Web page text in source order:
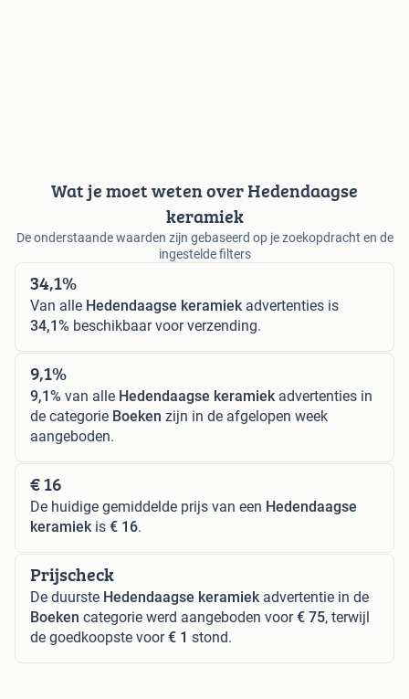
Wat je moet weten over Hedendaagse
keramiek
De onderstaande waarden zijn gebaseerd op je zoekopdracht en de
ingestelde filters
34,1%
Van alle Hedendaagse keramiek advertenties is
34,1% beschikbaar voor verzending.
9,1%
9,1% van alle Hedendaagse keramiek advertenties in
de categorie Boeken zijn in de afgelopen week
aangeboden.
€ 16
De huidige gemiddelde prijs van een Hedendaagse
keramiek is € 16.
Prijscheck
De duurste Hedendaagse keramiek advertentie in de
Boeken categorie werd aangeboden voor€ 75, terwijl
de goedkoopste voor€ 1 stond.